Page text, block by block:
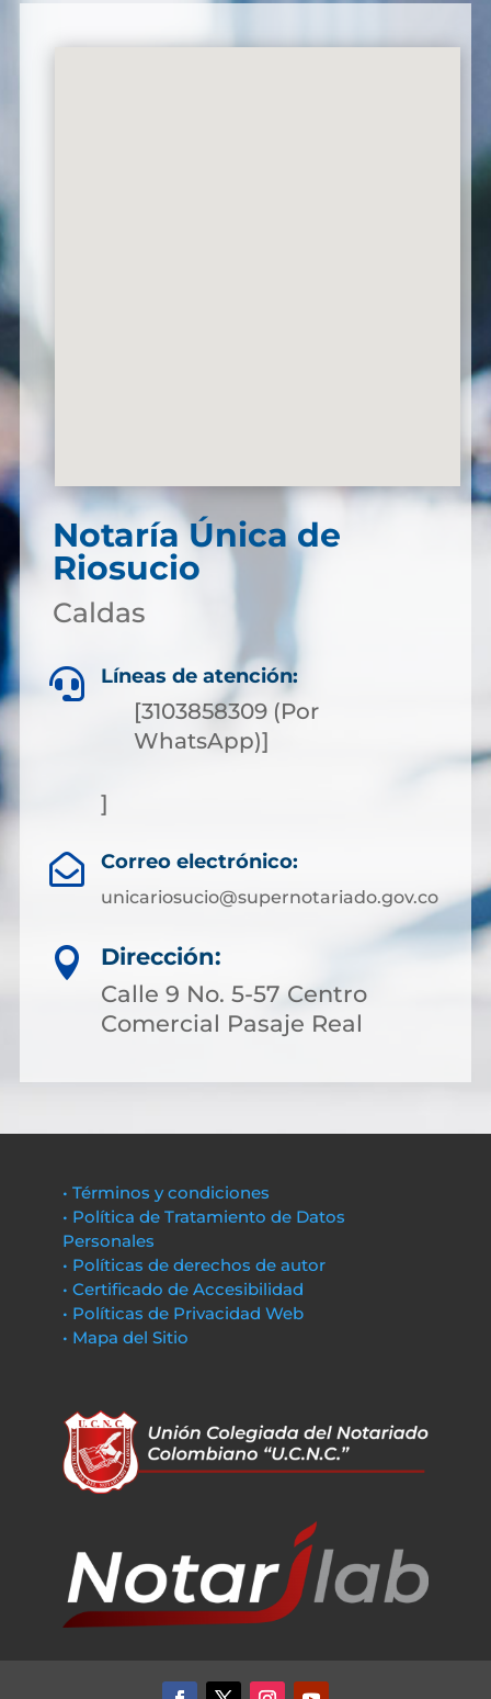
Notaría Única de
Riosucio
Caldas
 Líneas de atención:
[3103858309 (Por
WhatsApp)]
]
 Correo electrónico:
unicariosucio@supernotariado.gov.co

Dirección:
Calle 9 No. 5-57 Centro
Comercial Pasaje Real
• Términos y condiciones
• Política de Tratamiento de Datos
Personales
• Políticas de derechos de autor
• Certificado de Accesibilidad
• Políticas de Privacidad Web
• Mapa del Sitio